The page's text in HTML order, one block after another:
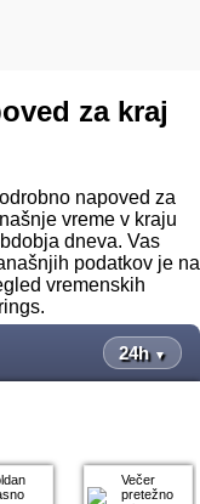
za kraj
napoved za
vreme v kraju
dneva. Vas
podatkov je na
vremenskih
24h ▼
Večer